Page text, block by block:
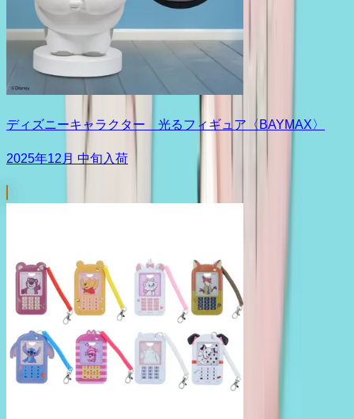
ディズニーキャラクター 光るフィギュア〈BAYMAX〉
2025年12月 中旬入荷